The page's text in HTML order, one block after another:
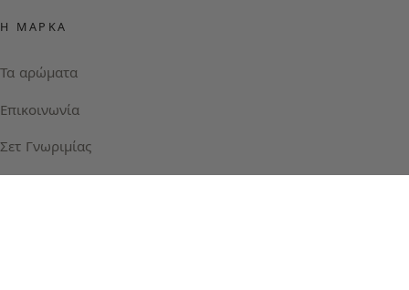
Η ΜΆΡΚΑ
Τα αρώματα
Επικοινωνία
Σετ Γνωριμίας